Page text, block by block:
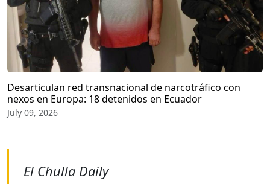
Desarticulan red transnacional de narcotráfico con
nexos en Europa: 18 detenidos en Ecuador
July 09, 2026
El Chulla Daily